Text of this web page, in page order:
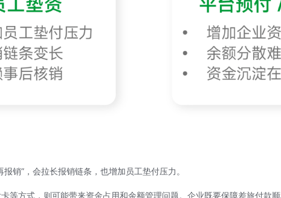
报销”，会拉长报销链条，也增加员工垫付压力。
等方式，则可能带来资金占用和余额管理问题。企业既要保障差旅付款